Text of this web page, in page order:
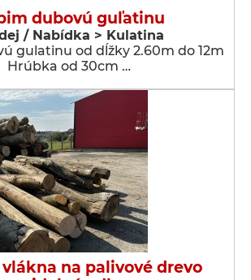
dubovú guľatinu
/ Nabídka > Kulatina
gulatinu od dĺžky 2.60m do 12m
Hrúbka od 30cm …
na palivové drevo